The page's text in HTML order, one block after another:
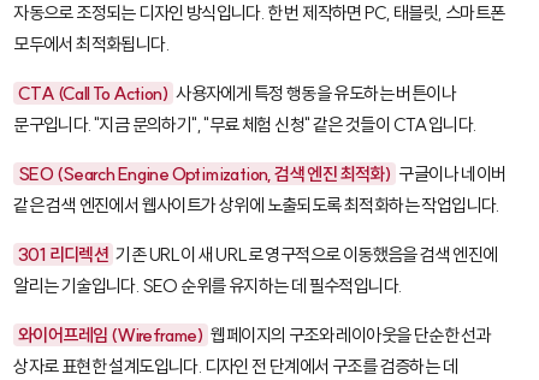
자동으로 조정되는 디자인 방식입니다. 한 번 제작하면 PC, 태블릿, 스마트폰
모두에서 최적화됩니다.
CTA (Call To Action) 사용자에게 특정 행동을 유도하는 버튼이나
문구입니다. "지금 문의하기", "무료 체험 신청" 같은 것들이 CTA입니다.
SEO (Search Engine Optimization, 검색 엔진 최적화) 구글이나 네이버
같은 검색 엔진에서 웹사이트가 상위에 노출되도록 최적화하는 작업입니다.
301 리디렉션 기존 URL이 새 URL로 영구적으로 이동했음을 검색 엔진에
알리는 기술입니다. SEO 순위를 유지하는 데 필수적입니다.
와이어프레임 (Wireframe) 웹페이지의 구조와 레이아웃을 단순한 선과
상자로 표현한 설계도입니다. 디자인 전 단계에서 구조를 검증하는 데